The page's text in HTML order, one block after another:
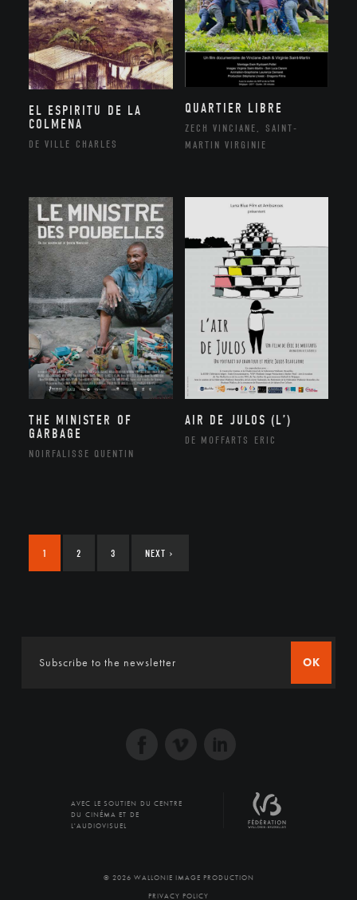
EL ESPIRITU DE LA
COLMENA
DE VILLE CHARLES
QUARTIER LIBRE
ZECH VINCIANE, SAINT-
MARTIN VIRGINIE
THE MINISTER OF
GARBAGE
NOIRFALISSE QUENTIN
AIR DE JULOS (L’)
DE MOFFARTS ERIC
1 2 3 NEXT ›
OK
AVEC LE SOUTIEN DU CENTRE
DU CINÉMA ET DE
L'AUDIOVISUEL
© 2026 WALLONIE IMAGE PRODUCTION
PRIVACY POLICY